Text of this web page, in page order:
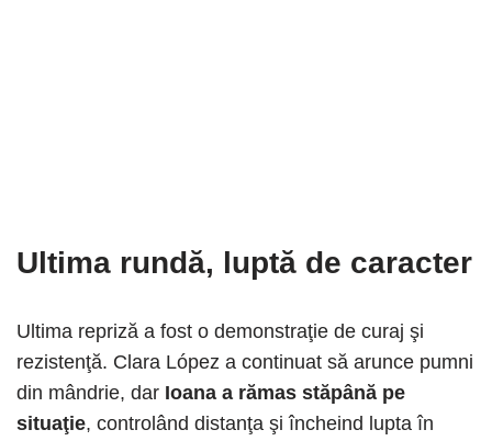
Ultima rundă, luptă de caracter
Ultima repriză a fost o demonstraţie de curaj şi
rezistenţă. Clara López a continuat să arunce pumni
din mândrie, dar Ioana a rămas stăpână pe
situaţie, controlând distanţa şi încheind lupta în